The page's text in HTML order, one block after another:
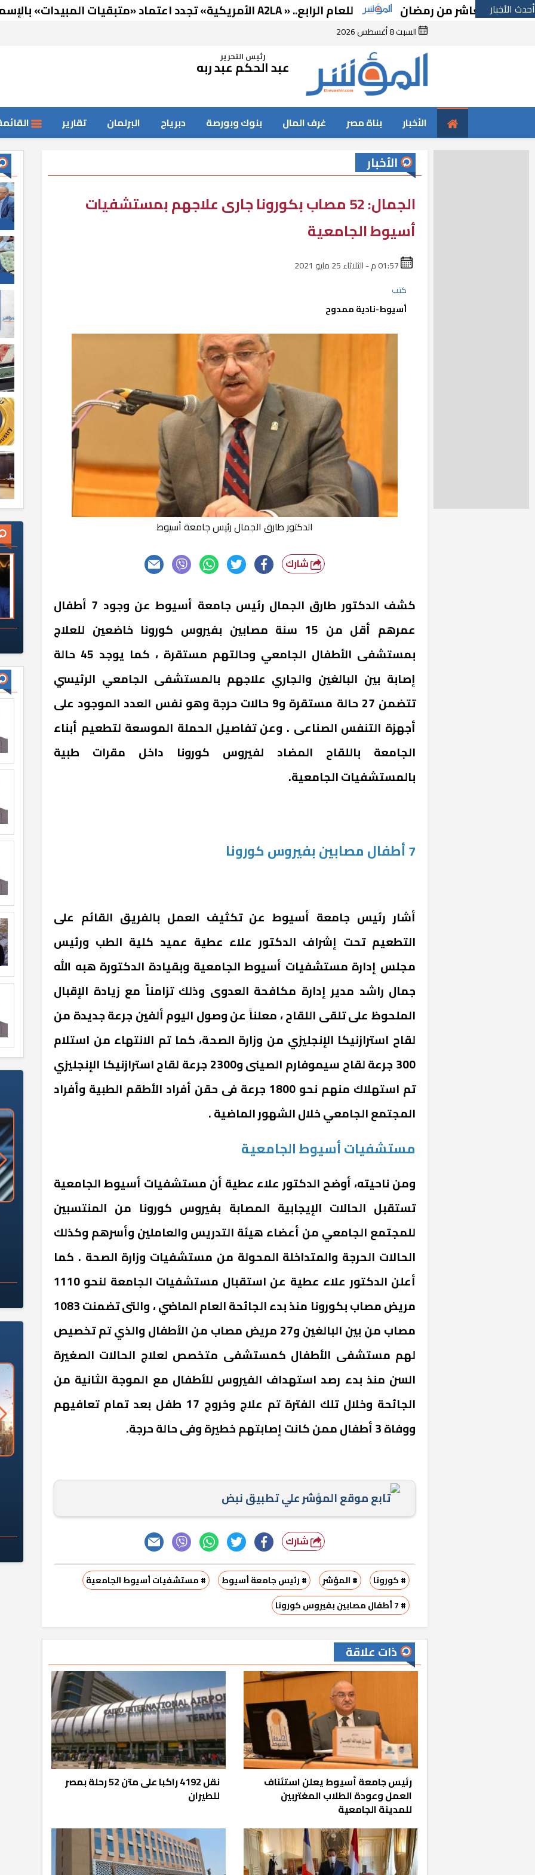
أحدث الأخبار
لعاشر من رمضان للعام الرابع.. « A2LA الأمريكية» تجدد اعتماد «متبقيات المبيدات» بالإسماعيلية
السبت 8 أغسطس 2026
رئيس التحرير
عبد الحكم عبد ربه
الأخبار بناة مصر غرف المال بنوك وبورصة دبرياج البرلمان تقارير
الأخبار
الجمال: 52 مصاب بكورونا جارى علاجهم بمستشفيات
أسيوط الجامعية
كتب
أسيوط-نادية ممدوح
الدكتور طارق الجمال رئيس جامعة أسيوط
شارك
كشف الدكتور طارق الجمال رئيس جامعة أسيوط عن وجود 7 أطفال
عمرهم أقل من 15 سنة مصابين بفيروس كورونا خاضعين للعلاج
بمستشفى الأطفال الجامعي وحالتهم مستقرة ، كما يوجد 45 حالة
إصابة بين البالغين والجاري علاجهم بالمستشفى الجامعي الرئيسي
تتضمن 27 حالة مستقرة و9 حالات حرجة وهو نفس العدد الموجود على
أجهزة التنفس الصناعى . وعن تفاصيل الحملة الموسعة لتطعيم أبناء
الجامعة باللقاح المضاد لفيروس كورونا داخل مقرات طبية
بالمستشفيات الجامعية.
7 أطفال مصابين بفيروس كورونا
أشار رئيس جامعة أسيوط عن تكثيف العمل بالفريق القائم على
التطعيم تحت إشراف الدكتور علاء عطية عميد كلية الطب ورئيس
مجلس إدارة مستشفيات أسيوط الجامعية وبقيادة الدكتورة هبه الله
جمال راشد مدير إدارة مكافحة العدوى وذلك تزامناً مع زيادة الإقبال
الملحوظ على تلقى اللقاح ، معلناً عن وصول اليوم ألفين جرعة جديدة من
لقاح استرازنيكا الإنجليزي من وزارة الصحة، كما تم الانتهاء من استلام
300 جرعة لقاح سيموفارم الصينى و2300 جرعة لقاح استرازنيكا الإنجليزي
تم استهلاك منهم نحو 1800 جرعة فى حقن أفراد الأطقم الطبية وأفراد
المجتمع الجامعي خلال الشهور الماضية .
مستشفيات أسيوط الجامعية
ومن ناحيته، أوضح الدكتور علاء عطية أن مستشفيات أسيوط الجامعية
تستقبل الحالات الإيجابية المصابة بفيروس كورونا من المنتسبين
للمجتمع الجامعي من أعضاء هيئة التدريس والعاملين وأسرهم وكذلك
الحالات الحرجة والمتداخلة المحولة من مستشفيات وزارة الصحة . كما
أعلن الدكتور علاء عطية عن استقبال مستشفيات الجامعة لنحو 1110
مريض مصاب بكورونا منذ بدء الجائحة العام الماضي ، والتى تضمنت 1083
مصاب من بين البالغين و27 مريض مصاب من الأطفال والذي تم تخصيص
لهم مستشفى الأطفال كمستشفى متخصص لعلاج الحالات الصغيرة
السن منذ بدء رصد استهداف الفيروس للأطفال مع الموجة الثانية من
الجائحة وخلال تلك الفترة تم علاج وخروج 17 طفل بعد تمام تعافيهم
ووفاة 3 أطفال ممن كانت إصابتهم خطيرة وفى حالة حرجة.
تابع موقع المؤشر علي تطبيق نبض
شارك
# كورونا # المؤشر # رئيس جامعة أسيوط
# مستشفيات أسيوط الجامعية
# 7 أطفال مصابين بفيروس كورونا
ذات علاقة
رئيس جامعة أسيوط يعلن استئناف
العمل وعودة الطلاب المغتربين
للمدينة الجامعية
نقل 4192 راكبا على متن 52 رحلة بمصر
للطيران
«وزارة الآثار»: العُثور على 10 توابيت
خشبية بفناء مقبرة "باكي"
سلامة الغذاء: 285 ألف طن صادرات
غذائية في أسبوع
كان اختيار خريج معهد العاشر من
رمضان وزيرًا للإسكان قرارًا صائبًا؟
تعليمات الرئيس السيسي؟